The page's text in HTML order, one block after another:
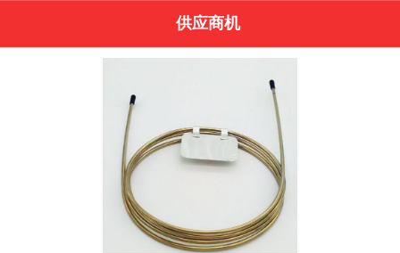
供应商机